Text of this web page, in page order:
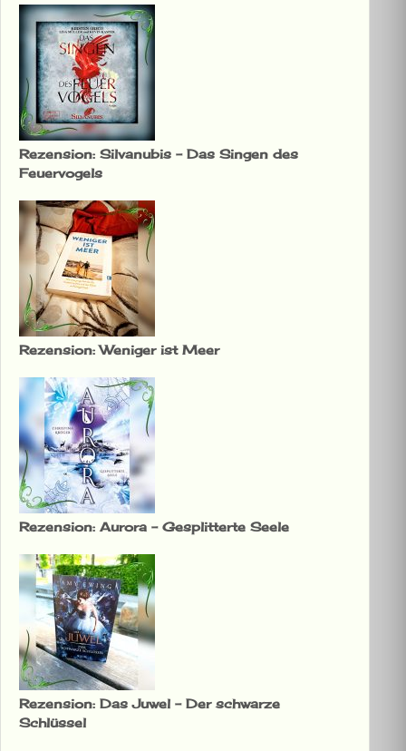
Rezension: Silvanubis – Das Singen des
Feuervogels
Rezension: Weniger ist Meer
Rezension: Aurora – Gesplitterte Seele
Rezension: Das Juwel – Der schwarze
Schlüssel